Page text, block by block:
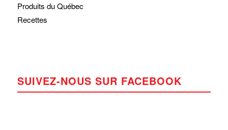
Produits du Québec
Recettes
SUIVEZ-NOUS SUR FACEBOOK